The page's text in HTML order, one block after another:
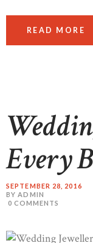
READ MORE
Every
SEPTEMBER 28, 2016
BY ADMIN
0 COMMENTS